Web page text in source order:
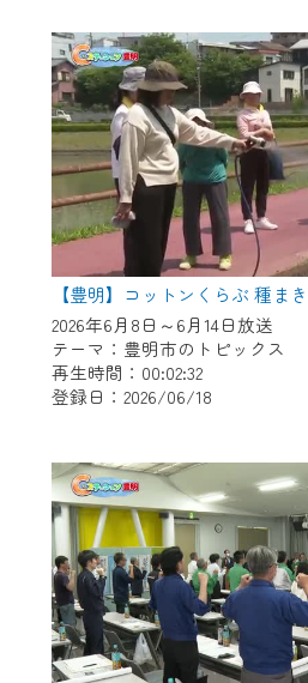
【豊明】コットンくらぶ 種まき
2026年6月8日～6月14日放送
テーマ：豊明市のトピックス
再生時間：00:02:32
登録日：2026/06/18
で設定できます。
（GmailやYahooなどのフ
スでも作成可能です）
※マイページへのログイ
録はこちらから
※CCNetアプリをご利用
ご視聴いただけます。
＜メンテナンス情報＞
CCNetWebTVのリニュー
ンテナンス作業を予定し
作業の間は、
テナンス中」になり、ご
ん。
ご不便をおかけいたしま
よろしくお願いいたしま